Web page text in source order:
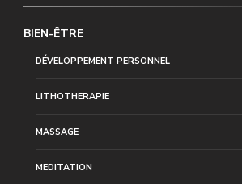
BIEN-ÊTRE
DÉVELOPPEMENT PERSONNEL
LITHOTHERAPIE
MASSAGE
MEDITATION